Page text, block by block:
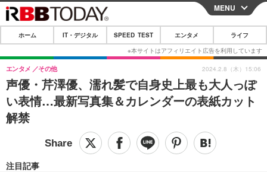
CLOSE
ホーム
IT・デジタル
IT・デジタルTOP スマートフォン
ショッピング その他
SPEED TEST
エンタメ
エンタメTOP 映画・ドラマ
リリース一覧
MENU
ホーム IT・デジタル SPEED TEST エンタメ ライフ
声優・芹澤優、濡れ髪で自身史上最も大人っぽ
い表情…最新写真集＆カレンダーの表紙カット
解禁
エンタメ その他
注目記事
2024.2.8（木）15:06